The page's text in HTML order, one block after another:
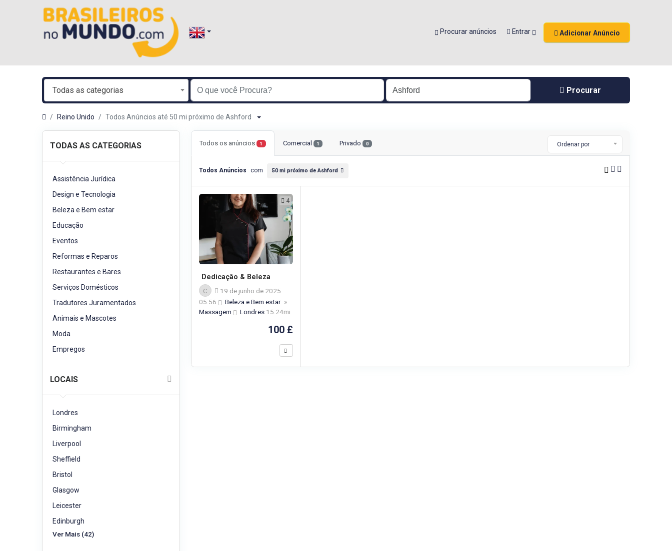
Procurar anúncios Entrar Adicionar Anúncio
Todas as categorias Procurar
Reino Unido Todos Anúncios até 50 mi próximo de Ashford
TODAS AS CATEGORIAS
Assistência Jurídica
Design e Tecnologia
Beleza e Bem estar
Educação
Eventos
Reformas e Reparos
Restaurantes e Bares
Serviços Domésticos
Tradutores Juramentados
Animais e Mascotes
Moda
Empregos
LOCAIS
Londres
Birmingham
Liverpool
Sheffield
Bristol
Glasgow
Leicester
Edinburgh
Ver Mais (42)
Todos os anúncios 1 Comercial 1 Privado 0 Ordenar por
Todos Anúncios com 50 mi próximo de Ashford
4
Dedicação & Beleza
C
19 de junho de 2025
05:56
Beleza e Bem estar »
Massagem
Londres 15.24mi
100 £